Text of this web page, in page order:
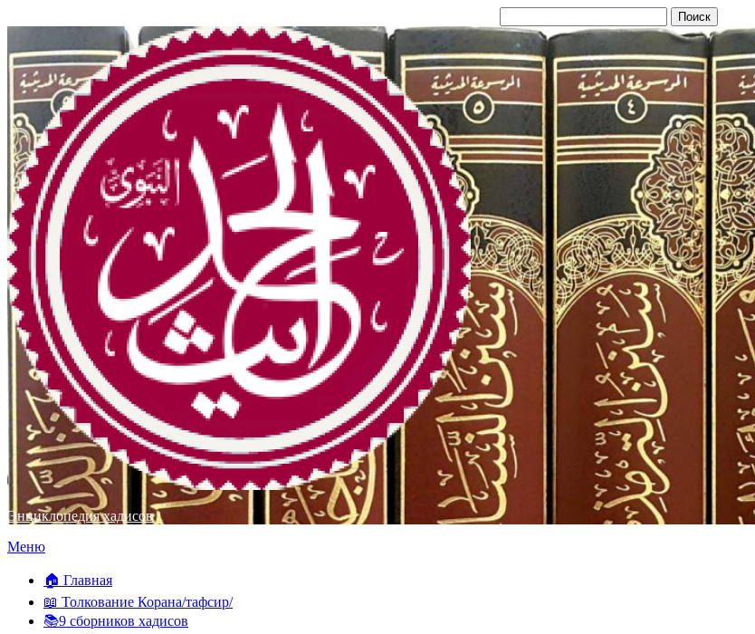
Энциклопедия хадисов
Перейти
содержимому
Меню
🏠 Главная
📖 Толкование Корана/тафсир/
📚9 сборников хадисов